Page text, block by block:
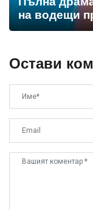
на водещи
Остави